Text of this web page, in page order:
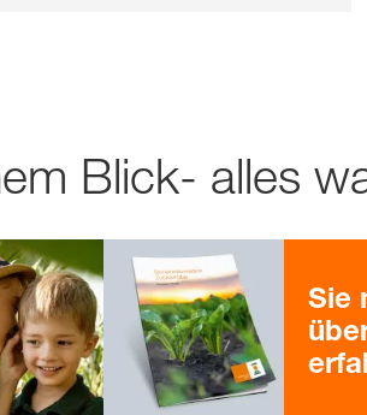
Blick- alles
Sie